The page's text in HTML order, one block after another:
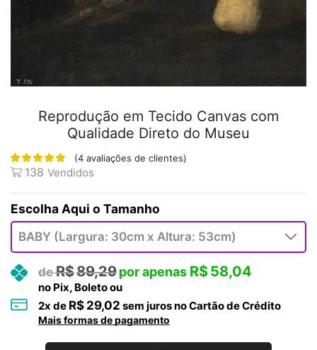
Reprodução em Tecido Canvas com
Qualidade Direto do Museu
(4 avaliações de clientes)
138 Vendidos
Tamanho
R$89,29 R$58,04
no Pix, Boleto ou
2x de R$ 29,02 sem juros no Cartão de Crédito
Mais formas de pagamento